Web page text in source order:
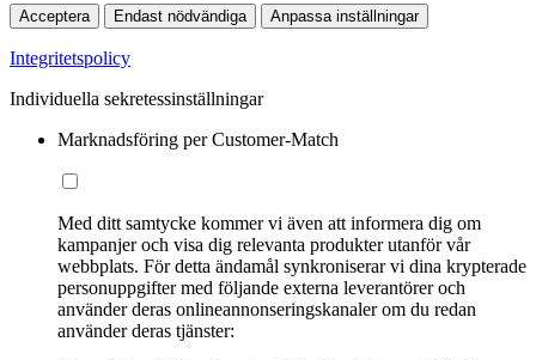
Acceptera Endast nödvändiga Anpassa inställningar
Integritetspolicy
Individuella sekretessinställningar
Marknadsföring per Customer-Match
Med ditt samtycke kommer vi även att informera dig om
kampanjer och visa dig relevanta produkter utanför vår
webbplats. För detta ändamål synkroniserar vi dina krypterade
personuppgifter med följande externa leverantörer och
använder deras onlineannonseringskanaler om du redan
använder deras tjänster: